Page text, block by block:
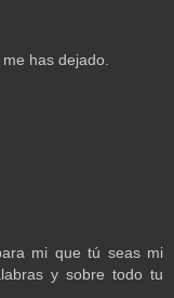
has dejado.
mi que tú seas mi
y sobre todo tu